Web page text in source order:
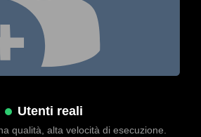
Utenti reali
qualità, alta velocità di esecuzione.